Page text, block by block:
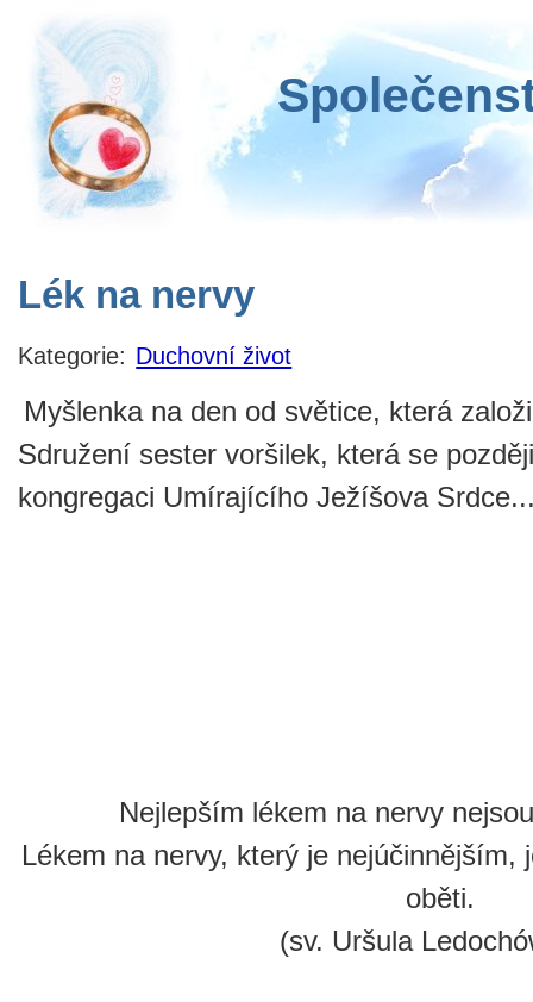
Lék na nervy
Kategorie: Duchovní život
Myšlenka na den od světice, která
Sdružení sester voršilek, která se
kongregaci Umírajícího Ježíšova
Nejlepším lékem na nervy
Lékem na nervy, který je nejúčinnějším,
oběti.
(sv. Uršula